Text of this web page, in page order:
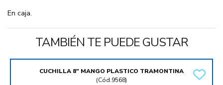
En caja.
TAMBIÉN TE PUEDE GUSTAR
CUCHILLA 8" MANGO PLASTICO TRAMONTINA
(Cód.9568)